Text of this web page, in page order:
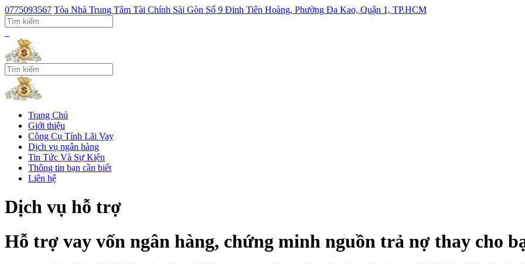
0775093567 Tòa Nhà Trung Tâm Tài Chính Sài Gòn Số 9 Đinh Tiên Hoàng, Phường Đa Kao, Quận 1, TP.HCM
Trang Chủ
Giới thiệu
Công Cụ Tính Lãi Vay
Dịch vụ ngân hàng
Tin Tức Và Sự Kiện
Thông tin bạn cần biết
Liên hệ
Dịch vụ hỗ trợ
Hỗ trợ vay vốn ngân hàng, chứng minh nguồn trả nợ thay cho